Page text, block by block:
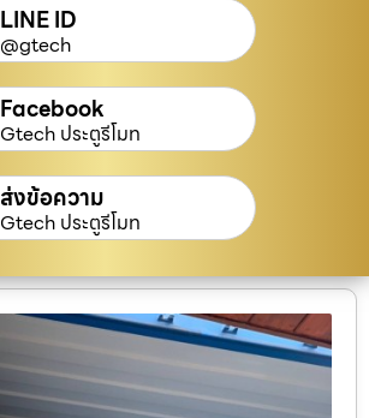
LINE ID
@gtech
Facebook
Gtech ประตูรีโมท
ส่งข้อความ
Gtech ประตูรีโมท